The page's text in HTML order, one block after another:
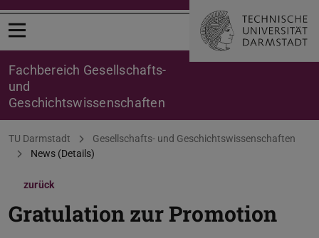
Menü öffnen
Fachbereich Gesellschafts-
und
Geschichtswissenschaften
Sie befinden sich hier:
TU Darmstadt
Gesellschafts- und Geschichtswissenschaften
News (Details)
zurück
Gratulation zur Promotion